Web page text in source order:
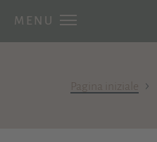
MENU
Pagina iniziale ›